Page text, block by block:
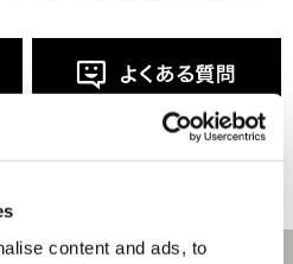
content and ads, to